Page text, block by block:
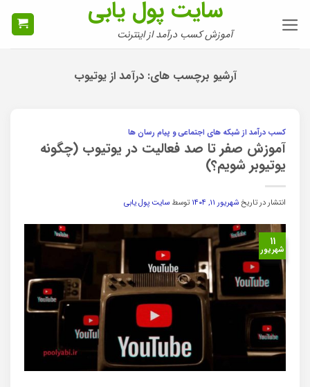
سایت پول یابی
آموزش کسب درآمد از اینترنت
آرشیو برچسب های:درآمد از یوتیوب
کسب درآمد از شبکه های اجتماعی و پیام رسان ها
آموزش صفر تا صد فعالیت در یوتیوب (چگونه
یوتیوبر شویم؟)
انتشار در تاریخشهریور ۱۱, ۱۴۰۴ توسط سایت پول یابی
۱۱
شهریور